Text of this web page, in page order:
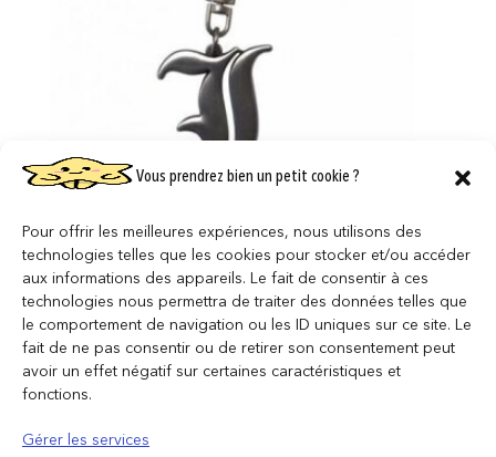
Vous prendrez bien un petit cookie ?
Pour offrir les meilleures expériences, nous utilisons des
technologies telles que les cookies pour stocker et/ou accéder
aux informations des appareils. Le fait de consentir à ces
technologies nous permettra de traiter des données telles que
le comportement de navigation ou les ID uniques sur ce site. Le
fait de ne pas consentir ou de retirer son consentement peut
avoir un effet négatif sur certaines caractéristiques et
fonctions.
Gérer les services
DEATH NOTE – L – Porte-Cles 3D
11,95 €
AJOUTER AU PANIER